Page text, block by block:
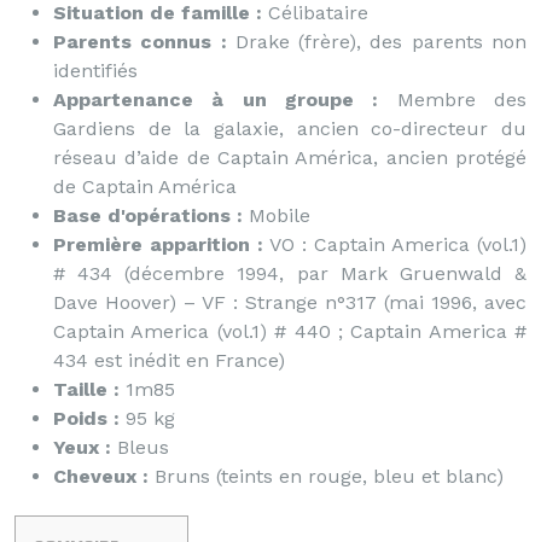
Situation de famille : Célibataire
Parents connus : Drake (frère), des parents non
identifiés
Appartenance à un groupe : Membre des
Gardiens de la galaxie, ancien co-directeur du
réseau d’aide de Captain América, ancien protégé
de Captain América
Base d'opérations : Mobile
Première apparition : VO : Captain America (vol.1)
# 434 (décembre 1994, par Mark Gruenwald &
Dave Hoover) – VF : Strange n°317 (mai 1996, avec
Captain America (vol.1) # 440 ; Captain America #
434 est inédit en France)
Taille : 1m85
Poids : 95 kg
Yeux : Bleus
Cheveux : Bruns (teints en rouge, bleu et blanc)